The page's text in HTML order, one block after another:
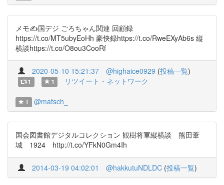
メモ✍国デジ ごろちゃん関連 回顧録
https://t.co/MT5ubyEoHh 豪快録https://t.co/RweEXyAb6s 縦
横談https://t.co/O8ou3CooRf
2020-05-10 15:21:37 @highaice0929 (投稿一覧)
1 1 リツイート・ネットワーク
1 @matsch_
国会図書館デジタルコレクション 観樹将軍縦横談 熊田葦
城 1924 http://t.co/YFkN0Gm4Ih
2014-03-19 04:02:01 @hakkutuNDLDC (投稿一覧)